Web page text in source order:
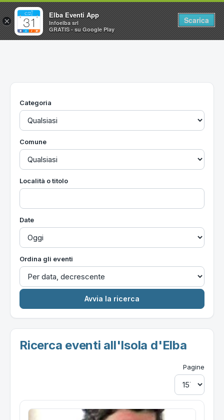
Home
Utilità
Categoria
Comune
Località o titolo
Date
Ordina gli eventi
Ricerca eventi all'Isola d'Elba
Pagine
×
Elba Eventi App
Infoelba srl
GRATIS - su Google Play
Scarica